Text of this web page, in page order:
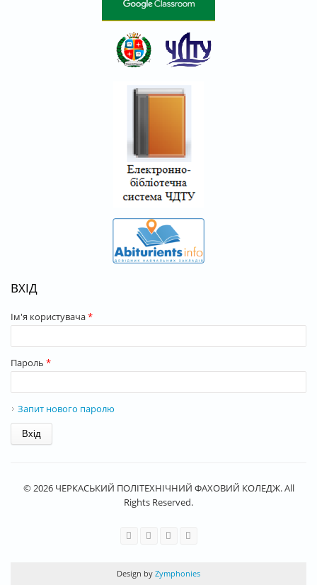
ВХІД
Ім'я користувача*
Пароль *
Запит нового паролю
© 2026 ЧЕРКАСЬКИЙ ПОЛІТЕХНІЧНИЙ ФАХОВИЙ КОЛЕДЖ. All
Rights Reserved.
Design by Zymphonies